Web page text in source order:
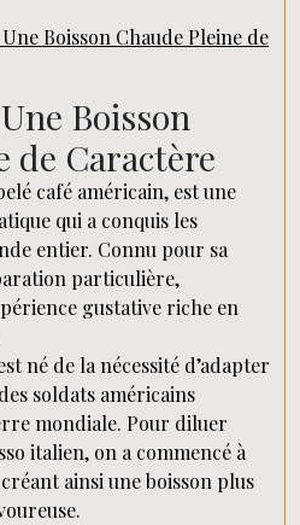
Boisson Chaude Pleine de
Boisson
de Caractère
café américain, est une
qui a conquis les
entier. Connu pour sa
particulière,
gustative riche en
né de la nécessité d’adapter
soldats américains
mondiale. Pour diluer
italien, on a commencé à
ainsi une boisson plus